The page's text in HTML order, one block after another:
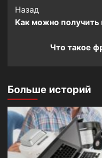
Post
Navigation
Назад
Как можно получить
Что такое
Больше историй